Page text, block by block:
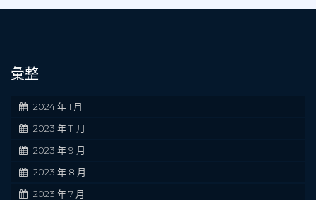
彙整
2024 年 1 月
2023 年 11 月
2023 年 9 月
2023 年 8 月
2023 年 7 月